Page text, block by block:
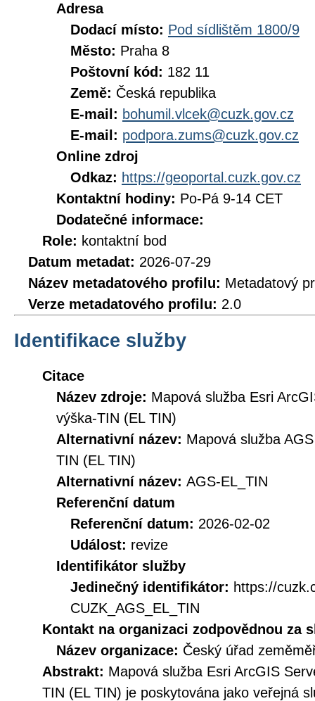
Adresa
Dodací místo: Pod sídlištěm 1800/9
Město: Praha 8
Poštovní kód: 182 11
Země: Česká republika
E-mail: bohumil.vlcek@cuzk.gov.cz
E-mail: podpora.zums@cuzk.gov.cz
Online zdroj
Odkaz: https://geoportal.cuzk.gov.cz
Kontaktní hodiny: Po-Pá 9-14 CET
Dodatečné informace:
Role: kontaktní bod
Datum metadat: 2026-07-29
Název metadatového profilu: Metadatový
Verze metadatového profilu: 2.0
Identifikace služby
Citace
Název zdroje: Mapová služba Esri
výška-TIN (EL TIN)
Alternativní název: Mapová služba
TIN (EL TIN)
Alternativní název: AGS-EL_TIN
Referenční datum
Referenční datum: 2026-02-02
Událost: revize
Identifikátor služby
Jedinečný identifikátor: https://
CUZK_AGS_EL_TIN
Kontakt na organizaci zodpovědnou za
Název organizace: Český úřad
Abstrakt: Mapová služba Esri ArcGIS
TIN (EL TIN) je poskytována jako veřejná